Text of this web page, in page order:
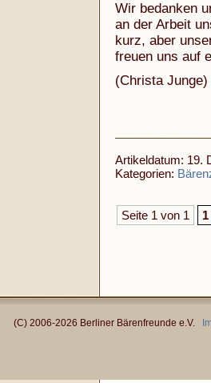
Wir bedanken
an der Arbeit
kurz, aber
freuen uns auf
(Christa Junge)
Artikeldatum: 19.
Kategorien:
Seite 1 von 1 1
(C) 2006-2026 Berliner Bärenfreunde e.V.